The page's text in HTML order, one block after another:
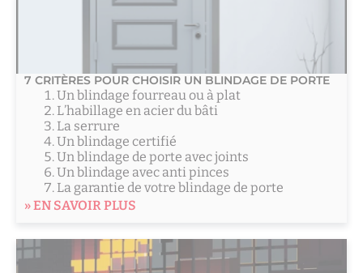
7 CRITÈRES POUR CHOISIR UN BLINDAGE DE PORTE
Un blindage fourreau ou à plat
L’habillage en acier du bâti
La serrure
Un blindage certifié
Un blindage de porte avec joints
Un blindage avec anti pinces
La garantie de votre blindage de porte
» EN SAVOIR PLUS